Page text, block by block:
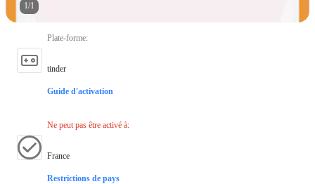
1/1
Plate-forme:
tinder
Guide d'activation
Ne peut pas être activé à:
France
Restrictions de pays